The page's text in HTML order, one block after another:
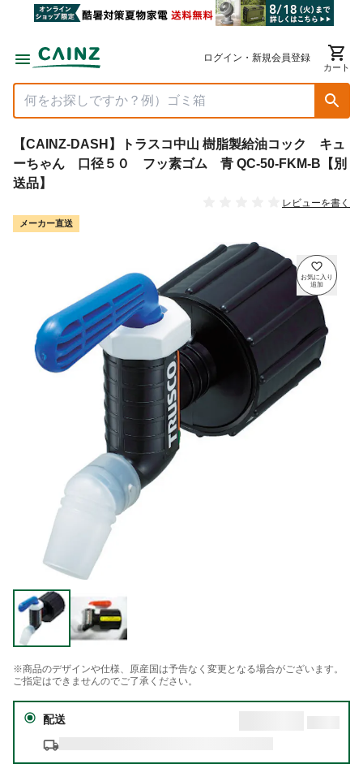
ログイン・新規会員登録
カート
【CAINZ-DASH】トラスコ中山 樹脂製給油コック キュ
ーちゃん 口径５０ フッ素ゴム 青 QC-50-FKM-B【別
送品】
レビューを書く
メーカー直送
※商品のデザインや仕様、原産国は予告なく変更となる場合がございます。
ご指定はできませんのでご了承ください。
配送